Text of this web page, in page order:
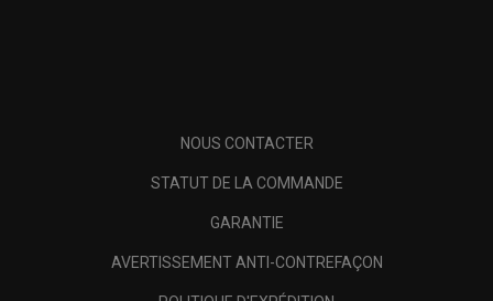
NOUS CONTACTER
STATUT DE LA COMMANDE
GARANTIE
AVERTISSEMENT ANTI-CONTREFAÇON